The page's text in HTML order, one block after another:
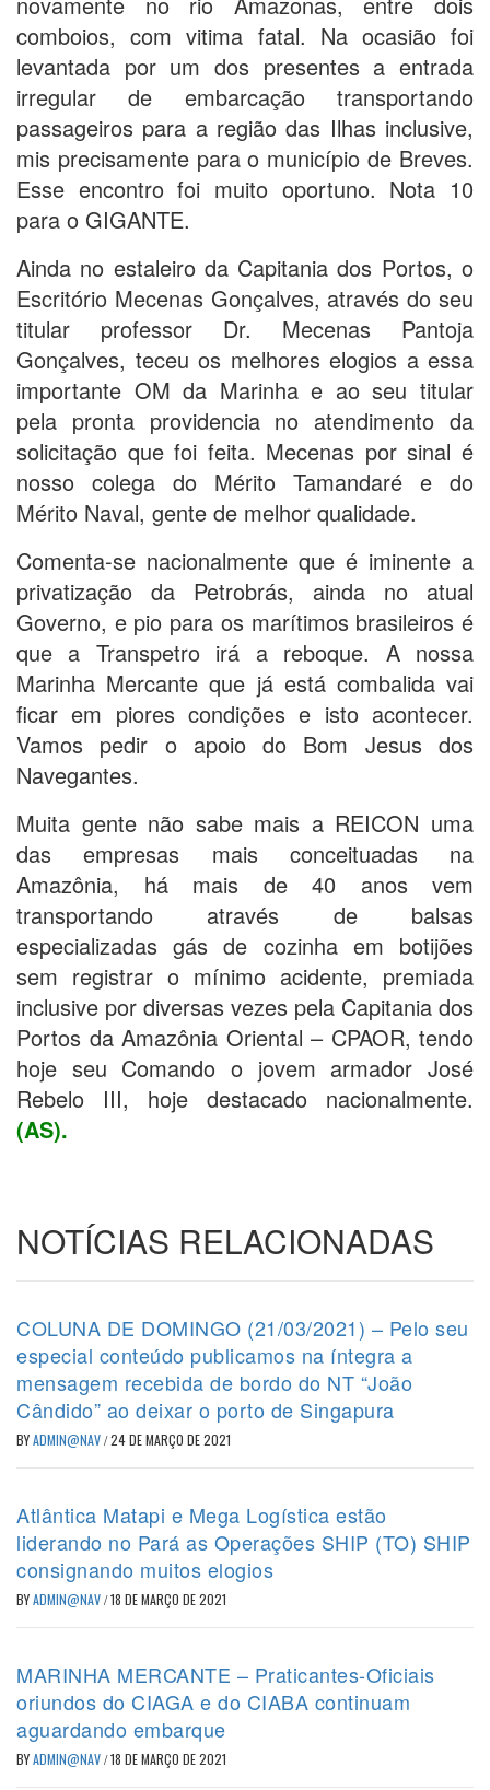
comboios, com vitima fatal. Na ocasião foi
levantada por um dos presentes a entrada
irregular de embarcação transportando
passageiros para a região das Ilhas inclusive,
mis precisamente para o município de Breves.
Esse encontro foi muito oportuno. Nota 10
para o GIGANTE.
Ainda no estaleiro da Capitania dos Portos, o
Escritório Mecenas Gonçalves, através do seu
titular professor Dr. Mecenas Pantoja
Gonçalves, teceu os melhores elogios a essa
importante OM da Marinha e ao seu titular
pela pronta providencia no atendimento da
solicitação que foi feita. Mecenas por sinal é
nosso colega do Mérito Tamandaré e do
Mérito Naval, gente de melhor qualidade.
Comenta-se nacionalmente que é iminente a
privatização da Petrobrás, ainda no atual
Governo, e pio para os marítimos brasileiros é
que a Transpetro irá a reboque. A nossa
Marinha Mercante que já está combalida vai
ficar em piores condições e isto acontecer.
Vamos pedir o apoio do Bom Jesus dos
Navegantes.
Muita gente não sabe mais a REICON uma
das empresas mais conceituadas na
Amazônia, há mais de 40 anos vem
transportando através de balsas
especializadas gás de cozinha em botijões
sem registrar o mínimo acidente, premiada
inclusive por diversas vezes pela Capitania dos
Portos da Amazônia Oriental – CPAOR, tendo
hoje seu Comando o jovem armador José
Rebelo III, hoje destacado nacionalmente.
(AS).
NOTÍCIAS RELACIONADAS
COLUNA DE DOMINGO (21/03/2021) – Pelo seu
especial conteúdo publicamos na íntegra a
mensagem recebida de bordo do NT “João
Cândido” ao deixar o porto de Singapura
BYADMIN@NAV/24 DE MARÇO DE 2021
Atlântica Matapi e Mega Logística estão
liderando no Pará as Operações SHIP (TO) SHIP
consignando muitos elogios
BYADMIN@NAV/18 DE MARÇO DE 2021
MARINHA MERCANTE – Praticantes-Oficiais
oriundos do CIAGA e do CIABA continuam
aguardando embarque
BYADMIN@NAV/18 DE MARÇO DE 2021